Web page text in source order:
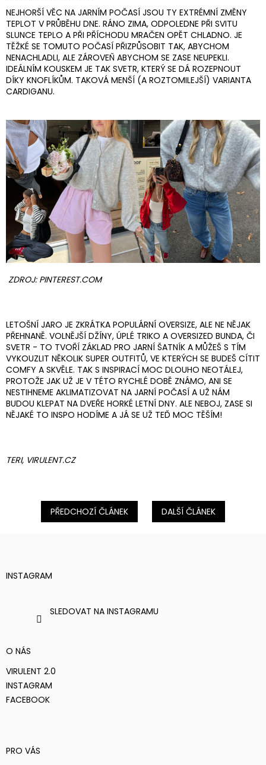
NEJHORŠÍ VĚC NA JARNÍM POČASÍ JSOU TY EXTRÉMNÍ ZMĚNY
TEPLOT V PRŮBĚHU DNE. RÁNO ZIMA, ODPOLEDNE PŘI SVITU
SLUNCE TEPLO A PŘI PŘÍCHODU MRAČEN OPĚT CHLADNO. JE
TĚŽKÉ SE TOMUTO POČASÍ PŘIZPŮSOBIT TAK, ABYCHOM
NENACHLADLI, ALE ZÁROVEŇ ABYCHOM SE ZASE NEUPEKLI.
IDEÁLNÍM KOUSKEM JE TAK SVETR, KTERÝ SE DÁ ROZEPNOUT
DÍKY KNOFLÍKŮM. TAKOVÁ MENŠÍ (A ROZTOMILEJŠÍ) VARIANTA
CARDIGANU.
ZDROJ: PINTEREST.COM
LETOŠNÍ JARO JE ZKRÁTKA POPULÁRNÍ OVERSIZE, ALE NE NĚJAK
PŘEHNANĚ. VOLNĚJŠÍ DŽÍNY, ÚPLÉ TRIKO A OVERSIZED BUNDA, ČI
SVETR - TO TVOŘÍ ZÁKLAD PRO JARNÍ ŠATNÍK A MŮŽEŠ S TÍM
VYKOUZLIT NĚKOLIK SUPER OUTFITŮ, VE KTERÝCH SE BUDEŠ CÍTIT
COMFY A SKVĚLE. TAK S INSPIRACÍ MOC DLOUHO NEOTÁLEJ,
PROTOŽE JAK UŽ JE V TÉTO RYCHLÉ DOBĚ ZNÁMO, ANI SE
NESTIHNEME AKLIMATIZOVAT NA JARNÍ POČASÍ A UŽ NÁM
BUDOU KLEPAT NA DVEŘE HORKÉ LETNÍ DNY. ALE NEBOJ, ZASE SI
NĚJAKÉ TO INSPO HODÍME A JÁ SE UŽ TEĎ MOC TĚŠÍM!
TERI, VIRULENT.CZ
PŘEDCHOZÍ ČLÁNEK DALŠÍ ČLÁNEK
INSTAGRAM
SLEDOVAT NA INSTAGRAMU
O NÁS
VIRULENT 2.0
INSTAGRAM
FACEBOOK
PRO VÁS